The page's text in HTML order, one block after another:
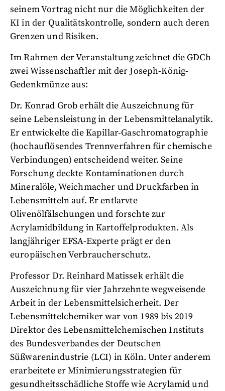
seinem Vortrag nicht nur die Möglichkeiten der
KI in der Qualitätskontrolle, sondern auch deren
Grenzen und Risiken.
Im Rahmen der Veranstaltung zeichnet die GDCh
zwei Wissenschaftler mit der Joseph-König-
Gedenkmünze aus:
Dr. Konrad Grob erhält die Auszeichnung für
seine Lebensleistung in der Lebensmittelanalytik.
Er entwickelte die Kapillar-Gaschromatographie
(hochauflösendes Trennverfahren für chemische
Verbindungen) entscheidend weiter. Seine
Forschung deckte Kontaminationen durch
Mineralöle, Weichmacher und Druckfarben in
Lebensmitteln auf. Er entlarvte
Olivenölfälschungen und forschte zur
Acrylamidbildung in Kartoffelprodukten. Als
langjähriger EFSA-Experte prägt er den
europäischen Verbraucherschutz.
Professor Dr. Reinhard Matissek erhält die
Auszeichnung für vier Jahrzehnte wegweisende
Arbeit in der Lebensmittelsicherheit. Der
Lebensmittelchemiker war von 1989 bis 2019
Direktor des Lebensmittelchemischen Instituts
des Bundesverbandes der Deutschen
Süßwarenindustrie (LCI) in Köln. Unter anderem
erarbeitete er Minimierungsstrategien für
gesundheitsschädliche Stoffe wie Acrylamid und